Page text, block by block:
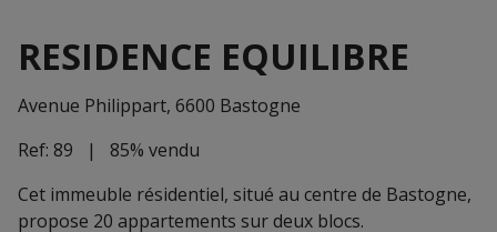
RESIDENCE EQUILIBRE
Avenue Philippart, 6600 Bastogne
Ref: 89 | 85% vendu
Cet immeuble résidentiel, situé au centre de Bastogne,
propose 20 appartements sur deux blocs.